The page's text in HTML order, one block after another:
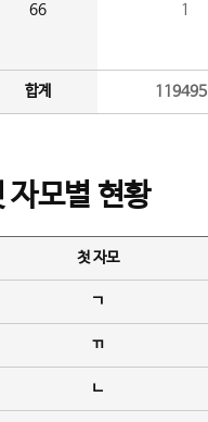
66 1
합계
자모별 현황
첫 자모
ㄱ
ㄲ
ㄴ